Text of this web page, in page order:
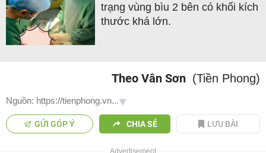
trạng vùng bìu 2 bên có khối kích
thước khá lớn.
Theo Vân Sơn (Tiền Phong)
Nguồn: https://tienphong.vn...
GỬI GÓP Ý CHIA SẺ LƯU BÀI